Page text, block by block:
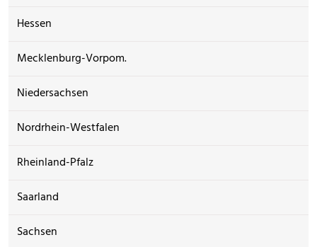
Hessen
Mecklenburg-Vorpom.
Niedersachsen
Nordrhein-Westfalen
Rheinland-Pfalz
Saarland
Sachsen